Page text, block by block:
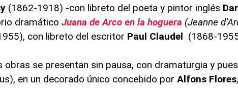
(1862-1918) -con libreto del poeta y pintor inglés
dramáticoJuana de Arco en la hoguera (Jeanne
con libreto del escritor Paul Claudel (1868-
obras se presentan sin pausa, con dramaturgia y
en un decorado único concebido porAlfons Flores